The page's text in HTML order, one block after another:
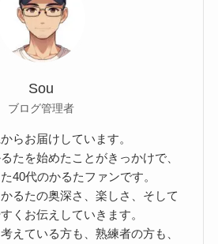
Sou
ブログ管理者
らお届けしています。
たを始めたことがきっかけで、
40代のかるたファンです。
るたの奥深さ、楽しさ、そして
くお伝えしていきます。
えている方も、熟練者の方も、